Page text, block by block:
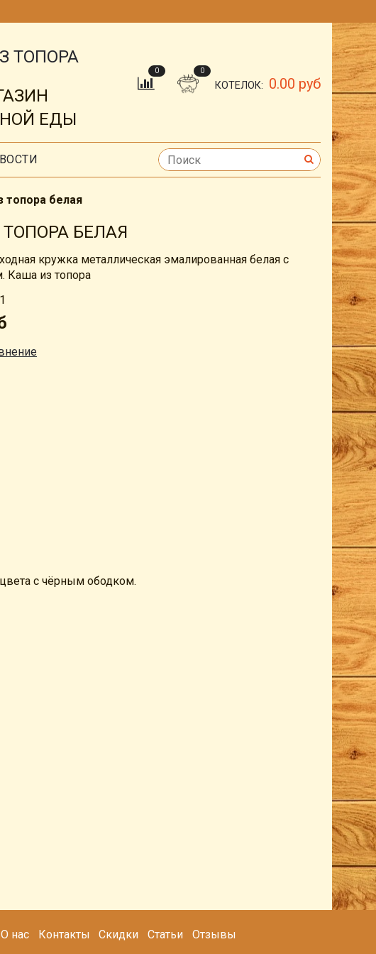
ТОПОРА
ЕДЫ
0 0
КОТЕЛОК: 0.00 руб
топора белая
БЕЛАЯ
кружка металлическая эмалированная белая с
Каша из топора
с чёрным ободком.
О нас Контакты Скидки Статьи
Отзывы